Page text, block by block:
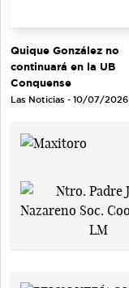
Quique González no
continuará en la UB
Conquense
Las Noticias - 10/07/2026